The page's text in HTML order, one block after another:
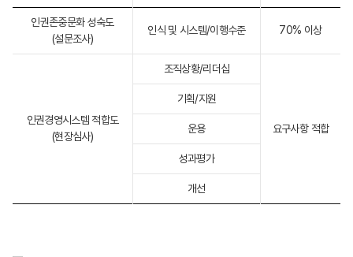
인권존중문화 성숙도
(설문조사)
인식 및 시스템/이행수준 70% 이상
인권경영시스템 적합도
(현장심사)
조직상황/리더십
요구사항 적합
기획/지원
운용
성과평가
개선